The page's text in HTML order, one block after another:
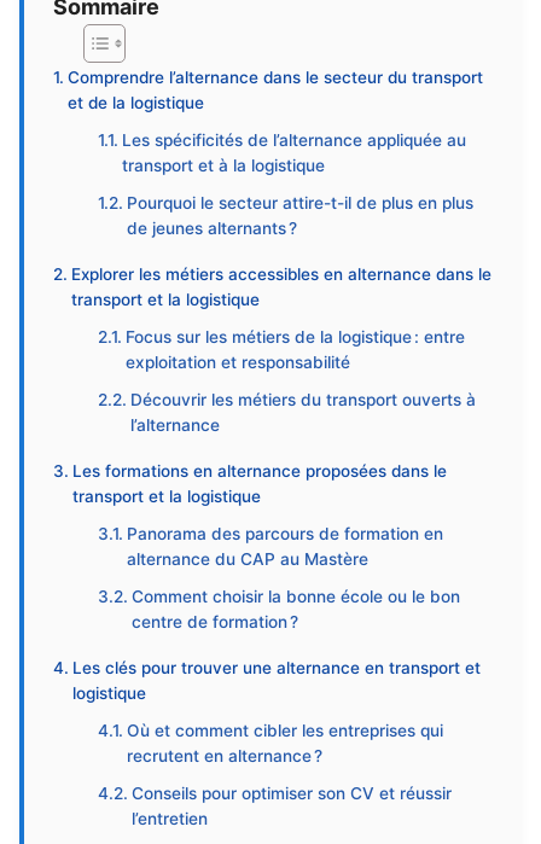
Sommaire
Comprendre l’alternance dans le secteur du transport
et de la logistique
Les spécificités de l’alternance appliquée au
transport et à la logistique
Pourquoi le secteur attire-t-il de plus en plus
de jeunes alternants ?
Explorer les métiers accessibles en alternance dans le
transport et la logistique
Focus sur les métiers de la logistique : entre
exploitation et responsabilité
Découvrir les métiers du transport ouverts à
l’alternance
Les formations en alternance proposées dans le
transport et la logistique
Panorama des parcours de formation en
alternance du CAP au Mastère
Comment choisir la bonne école ou le bon
centre de formation ?
Les clés pour trouver une alternance en transport et
logistique
Où et comment cibler les entreprises qui
recrutent en alternance ?
Conseils pour optimiser son CV et réussir
l’entretien